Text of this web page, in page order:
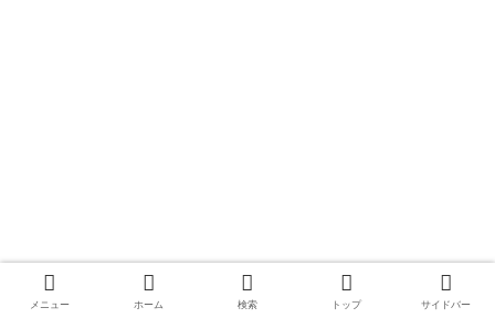
メニュー ホーム 検索 トップ サイドバー